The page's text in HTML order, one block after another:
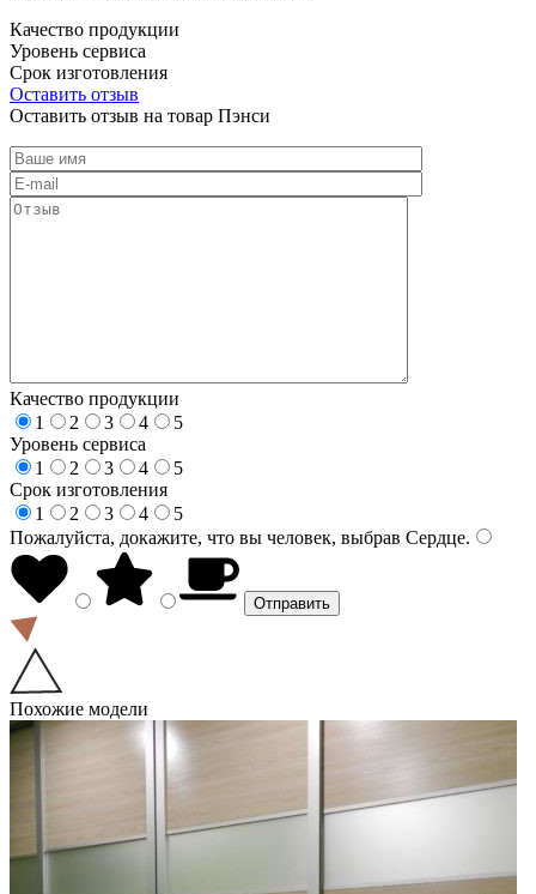
Качество продукции
Уровень сервиса
Срок изготовления
Оставить отзыв
Оставить отзыв на товар Пэнси
Качество продукции
1
2 3 4
5
Уровень сервиса
1
2 3 4
5
Срок изготовления
1
2 3 4
5
Пожалуйста, докажите, что вы человек, выбрав Сердце.
Похожие модели